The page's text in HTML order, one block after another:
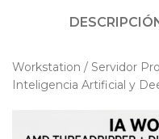
Workstation / Servidor
Inteligencia Artificial y